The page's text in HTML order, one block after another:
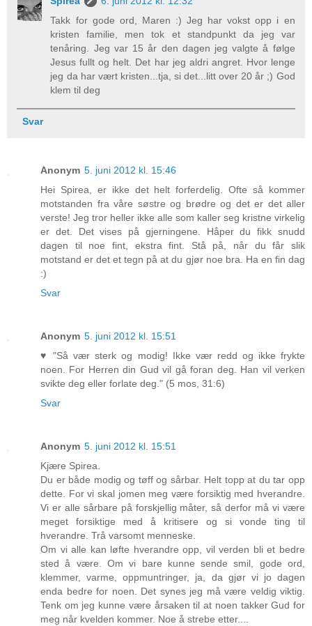
Takk for gode ord, Maren :) Jeg har vokst opp i en
kristen familie, men tok et standpunkt da jeg var
tenåring. Jeg var 15 år den dagen jeg valgte å følge
Jesus fullt og helt. Det har jeg aldri angret. Hvor lenge
jeg da har vært kristen...tja, si det...litt over 20 år ;) God
klem til deg
Svar
Anonym 5. juni 2012 kl. 15:46
Hei Spirea, er ikke det helt forferdelig. Ofte så kommer
motstanden fra våre søstre og brødre og det er det aller
verste! Jeg tror heller ikke alle som kaller seg kristne virkelig
er det. Det vises på gjerningene. Håper du fikk snudd
dagen til noe fint, ekstra fint. Stå på, når du får slik
motstand er det et tegn på at du gjør noe bra. Ha en fin dag
:)
Svar
Anonym 5. juni 2012 kl. 15:51
♥ "Så vær sterk og modig! Ikke vær redd og ikke frykte
noen. For Herren din Gud vil gå foran deg. Han vil verken
svikte deg eller forlate deg." (5 mos, 31:6)
Svar
Anonym 5. juni 2012 kl. 15:51
Kjære Spirea.
Du er både modig og tøff og sårbar. Helt topp at du tar opp
dette. For vi skal jomen meg være forsiktig med hverandre.
Vi er alle sårbare på forskjellig måter, så derfor må vi være
meget forsiktige med å kritisere og si vonde ting til
hverandre. Trå varsomt menneske.
Om vi alle kan løfte hverandre opp, vil verden bli et bedre
sted å være. Om vi bare kunne sende smil, gode ord,
klemmer, varme, oppmuntringer, ja, da gjør vi jo dagen
enda bedre for noen. Det synes jeg må være veldig viktig.
Tenk om jeg kunne være årsaken til at noen takker Gud for
meg når kvelden kommer. Noe å strebe etter....